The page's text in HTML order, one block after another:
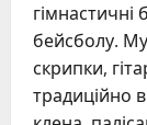
гімнастичні
бейсболу.
скрипки,
традиційно